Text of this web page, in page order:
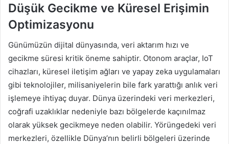
Düşük Gecikme ve Küresel Erişimin
Optimizasyonu
Günümüzün dijital dünyasında, veri aktarım hızı ve
gecikme süresi kritik öneme sahiptir. Otonom araçlar, IoT
cihazları, küresel iletişim ağları ve yapay zeka uygulamaları
gibi teknolojiler, milisaniyelerin bile fark yarattığı anlık veri
işlemeye ihtiyaç duyar. Dünya üzerindeki veri merkezleri,
coğrafi uzaklıklar nedeniyle bazı bölgelerde kaçınılmaz
olarak yüksek gecikmeye neden olabilir. Yörüngedeki veri
merkezleri, özellikle Dünya’nın belirli bölgeleri üzerinde